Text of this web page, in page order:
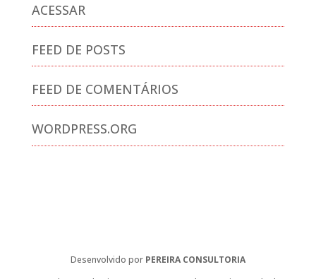
ACESSAR
FEED DE POSTS
FEED DE COMENTÁRIOS
WORDPRESS.ORG
Desenvolvido por PEREIRA CONSULTORIA